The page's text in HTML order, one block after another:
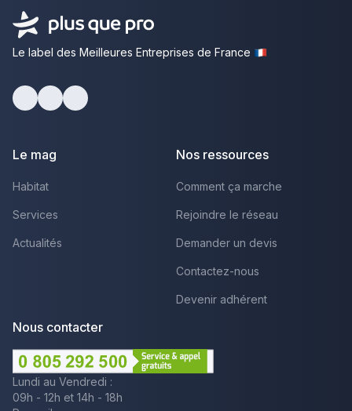
Le label des Meilleures Entreprises de France
Le mag
Habitat
Services
Actualités
Nos ressources
Comment ça marche
Rejoindre le réseau
Demander un devis
Contactez-nous
Devenir adhérent
Nous contacter
Lundi au Vendredi :
09h - 12h et 14h - 18h